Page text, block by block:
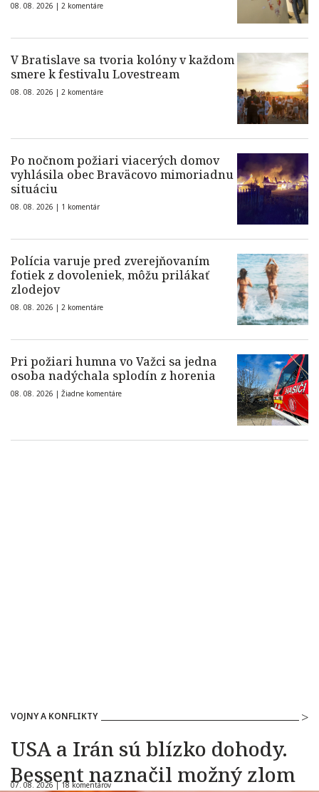
08. 08. 2026 | 2 komentáre
V Bratislave sa tvoria kolóny v každom
smere k festivalu Lovestream
08. 08. 2026 | 2 komentáre
Po nočnom požiari viacerých domov
vyhlásila obec Braväcovo mimoriadnu
situáciu
08. 08. 2026 | 1 komentár
Polícia varuje pred zverejňovaním
fotiek z dovoleniek, môžu prilákať
zlodejov
08. 08. 2026 | 2 komentáre
Pri požiari humna vo Važci sa jedna
osoba nadýchala splodín z horenia
08. 08. 2026 | Žiadne komentáre
VOJNY A KONFLIKTY
USA a Irán sú blízko dohody.
Bessent naznačil možný zlom
07. 08. 2026 |18 komentárov